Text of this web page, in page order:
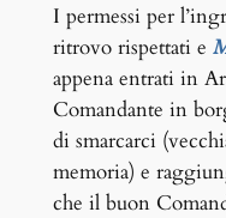
I permessi per
ritrovo rispettati e
appena entrati in
Comandante in
di smarcarci
memoria) e
che il buon